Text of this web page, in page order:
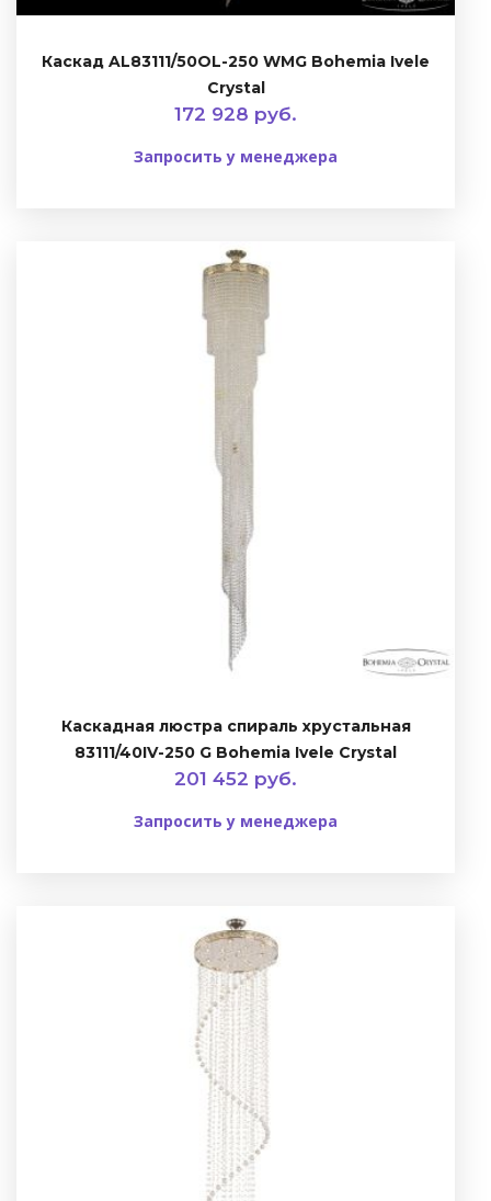
Каскад AL83111/50OL-250 WMG Bohemia Ivele
Crystal
172 928 руб.
Запросить у менеджера
Каскадная люстра спираль хрустальная
83111/40IV-250 G Bohemia Ivele Crystal
201 452 руб.
Запросить у менеджера